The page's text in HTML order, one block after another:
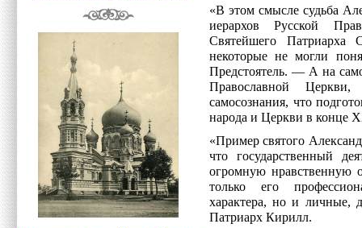
«В этом смысле судьба
иерархов Русской
Святейшего Патриарха
некоторые не могли
Предстоятель. — А на
Православной
самосознания, что
народа и Церкви в конце
«Пример святого
что государственный
огромную нравственную
только его
характера, но и личные,
Патриарх Кирилл.